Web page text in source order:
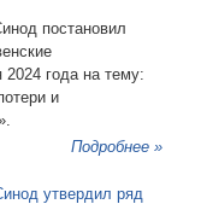
постановил
2024 года на тему:
и
Подробнее »
утвердил ряд